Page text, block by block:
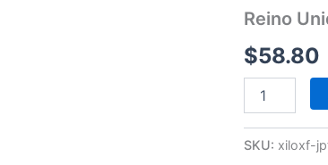
Reino
$58.80
15
cantidad
SKU: xiloxf-